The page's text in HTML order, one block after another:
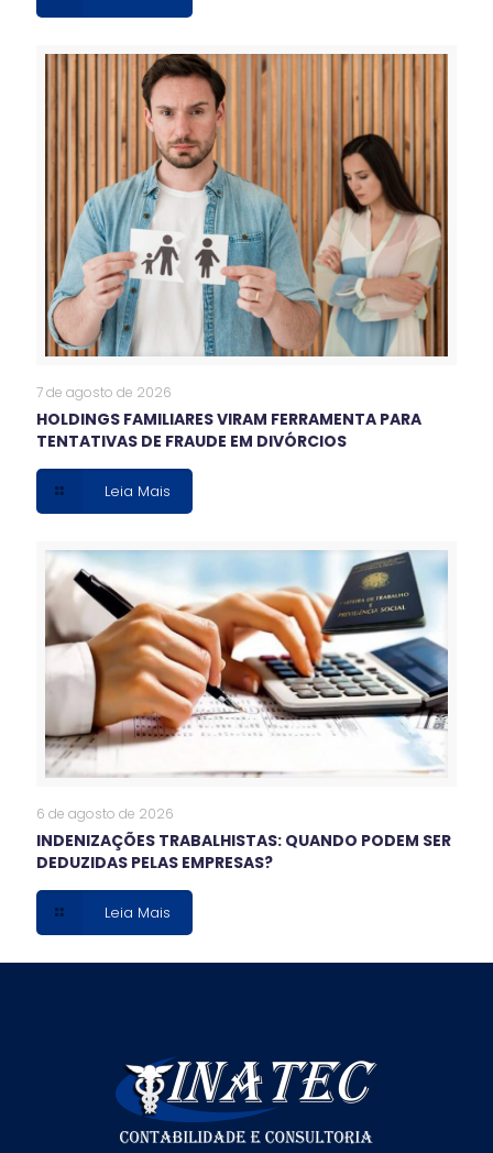
7 de agosto de 2026
HOLDINGS FAMILIARES VIRAM FERRAMENTA PARA
TENTATIVAS DE FRAUDE EM DIVÓRCIOS
Leia Mais
6 de agosto de 2026
INDENIZAÇÕES TRABALHISTAS: QUANDO PODEM SER
DEDUZIDAS PELAS EMPRESAS?
Leia Mais